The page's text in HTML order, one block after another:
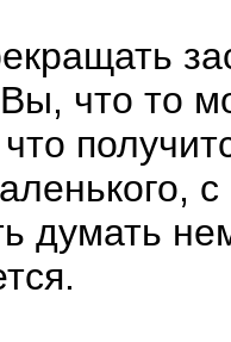
что то
думать